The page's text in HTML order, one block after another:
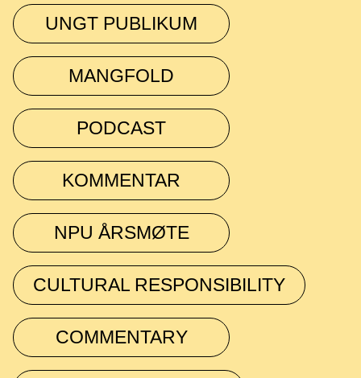
UNGT PUBLIKUM
MANGFOLD
PODCAST
KOMMENTAR
NPU ÅRSMØTE
CULTURAL RESPONSIBILITY
COMMENTARY